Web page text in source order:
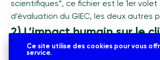
scientifiques”, ce fichier est le 1er
d’évaluation du GIEC, les deux
2) L’impact humain sur le
causes de la situation
Ce site utilise des cookies pour vous
service.